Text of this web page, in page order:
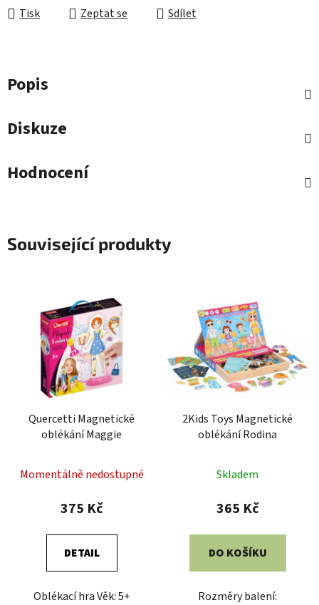
Tisk Zeptat se Sdílet
Popis
Diskuze
Hodnocení
Související produkty
Quercetti Magnetické
oblékání Maggie
Momentálně nedostupné
375 Kč
DETAIL
Oblékací hra Věk: 5+
2Kids Toys Magnetické
oblékání Rodina
Skladem
365 Kč
DO KOŠÍKU
Rozměry balení: